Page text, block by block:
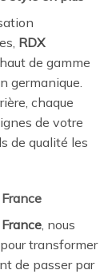
RDX
de gamme
germanique.
chaque
de votre
de qualité les
, nous
transformer
de passer par